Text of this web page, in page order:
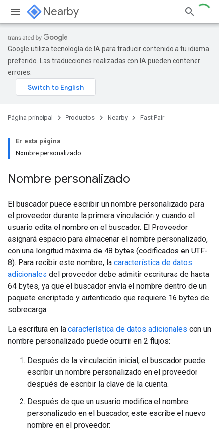
Nearby
Google utiliza tecnología de IA para traducir contenido a tu idioma
preferido. Las traducciones realizadas con IA pueden contener
errores.
Página principal Productos Nearby Fast Pair
En esta página
Nombre personalizado
Nombre personalizado
El buscador puede escribir un nombre personalizado para
el proveedor durante la primera vinculación y cuando el
usuario edita el nombre en el buscador. El Proveedor
asignará espacio para almacenar el nombre personalizado,
con una longitud máxima de 48 bytes (codificados en UTF-
8). Para recibir este nombre, la característica de datos
adicionales del proveedor debe admitir escrituras de hasta
64 bytes, ya que el buscador envía el nombre dentro de un
paquete encriptado y autenticado que requiere 16 bytes de
sobrecarga.
La escritura en la característica de datos adicionales con un
nombre personalizado puede ocurrir en 2 flujos:
Después de la vinculación inicial, el buscador puede
escribir un nombre personalizado en el proveedor
después de escribir la clave de la cuenta.
Después de que un usuario modifica el nombre
personalizado en el buscador, este escribe el nuevo
nombre en el proveedor: